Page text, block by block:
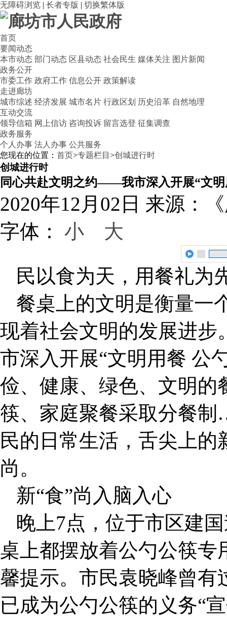
无障碍浏览 | 长者专版 | 切换繁体版
首页
要闻动态
本市动态 部门动态 区县动态 社会民生 媒体关注 图片新闻
政务公开
市委工作 政府工作 信息公开 政策解读
走进廊坊
城市综述 经济发展 城市名片 行政区划 历史沿革 自然地理
互动交流
领导信箱 网上信访 咨询投诉 留言选登 征集调查
政务服务
个人办事 法人办事 公共服务
您现在的位置： 首页>专题栏目 >创城进行时
创城进行时
同心共赴文明之约——我市深入开展“文明
2020年12月02日 来源：
字体： 小 大
民以食为天，用餐礼为
餐桌上的文明是衡量一
现着社会文明的发展进步
市深入开展“文明用餐 公
俭、健康、绿色、文明的
筷、家庭聚餐采取分餐
民的日常生活，舌尖上的
尚。
新“食”尚入脑入心
晚上7点，位于市区建
桌上都摆放着公勺公筷专
馨提示。市民袁晓峰曾有
已成为公勺公筷的义务“